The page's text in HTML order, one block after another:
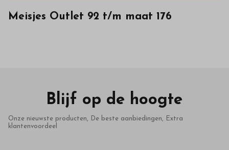
Bestel
kwaliteit
in
Meisjes Outlet 92 t/m maat 176
Blijf op de hoogte
Onze nieuwste producten, De beste aanbiedingen, Extra
klantenvoordeel